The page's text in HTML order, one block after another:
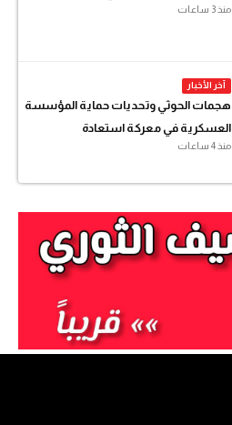
منذ 3 ساعات
آخر الأخبار
هجمات الحوثي وتحديات حماية المؤسسة
العسكرية في معركة استعادة
منذ 4 ساعات